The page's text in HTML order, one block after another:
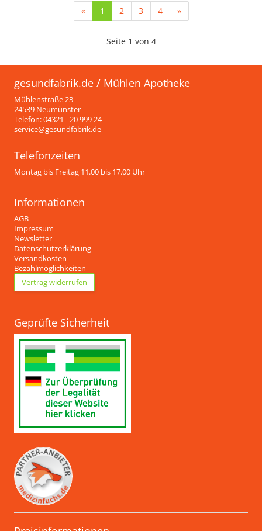
« 1 (current)
2 3 4 »
Seite 1 von 4
gesundfabrik.de / Mühlen Apotheke
Mühlenstraße 23
24539 Neumünster
Telefon: 04321 - 20 999 24
service@gesundfabrik.de
Telefonzeiten
Montag bis Freitag 11.00 bis 17.00 Uhr
Informationen
AGB
Impressum
Newsletter
Datenschutzerklärung
Versandkosten
Bezahlmöglichkeiten
Vertrag widerrufen
Geprüfte Sicherheit